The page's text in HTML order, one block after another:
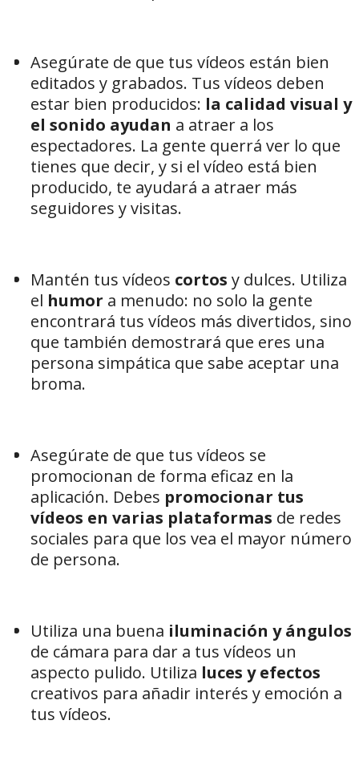
Asegúrate de que tus vídeos están bien
editados y grabados. Tus vídeos deben
estar bien producidos: la calidad visual y
el sonido ayudan a atraer a los
espectadores. La gente querrá ver lo que
tienes que decir, y si el vídeo está bien
producido, te ayudará a atraer más
seguidores y visitas.
Mantén tus vídeos cortos y dulces. Utiliza
el humor a menudo: no solo la gente
encontrará tus vídeos más divertidos, sino
que también demostrará que eres una
persona simpática que sabe aceptar una
broma.
Asegúrate de que tus vídeos se
promocionan de forma eficaz en la
aplicación. Debes promocionar tus
vídeos en varias plataformas de redes
sociales para que los vea el mayor número
de persona.
Utiliza una buena iluminación y ángulos
de cámara para dar a tus vídeos un
aspecto pulido. Utiliza luces y efectos
creativos para añadir interés y emoción a
tus vídeos.